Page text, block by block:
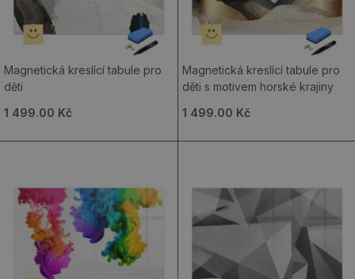
Magnetická kreslící tabule pro
děti
1 499.00 Kč
Magnetická kreslící tabule pro
děti s motivem horské krajiny
1 499.00 Kč